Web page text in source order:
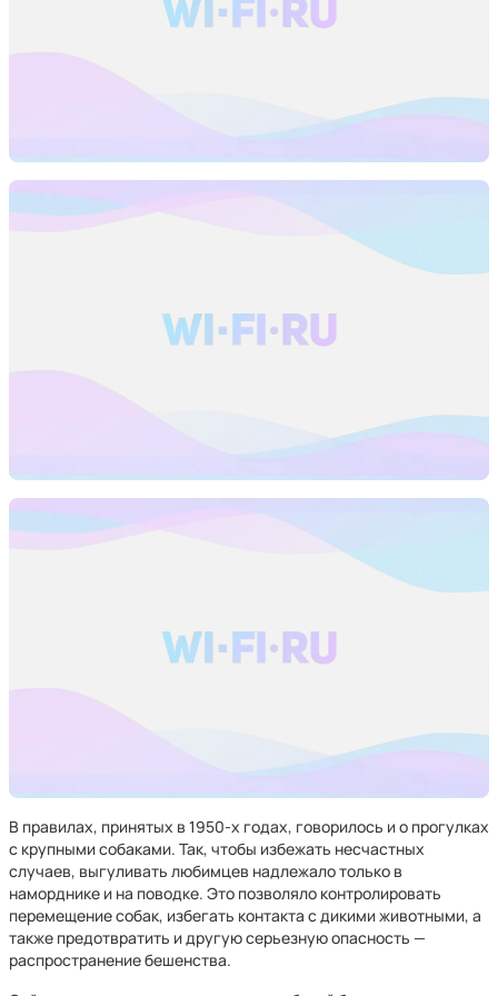
В правилах, принятых в 1950-х годах, говорилось и о прогулках
с крупными собаками. Так, чтобы избежать несчастных
случаев, выгуливать любимцев надлежало только в
наморднике и на поводке. Это позволяло контролировать
перемещение собак, избегать контакта с дикими животными, а
также предотвратить и другую серьезную опасность —
распространение бешенства.